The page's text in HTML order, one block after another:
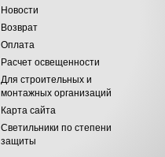
Новости
Возврат
Оплата
Расчет освещенности
Для строительных и
монтажных организаций
Карта сайта
Светильники по степени
защиты